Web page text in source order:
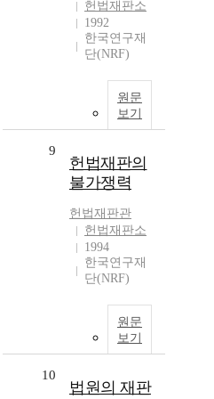
헌법재판소
1992
한국연구재
단(NRF)
원문
보기
9
헌법재판의
불가쟁력
헌법재판관
헌법재판소
1994
한국연구재
단(NRF)
원문
보기
10
법원의 재판